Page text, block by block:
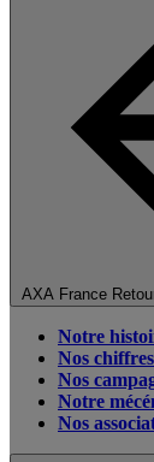
AXA France
Notre
Nos
Nos
Notre
Nos